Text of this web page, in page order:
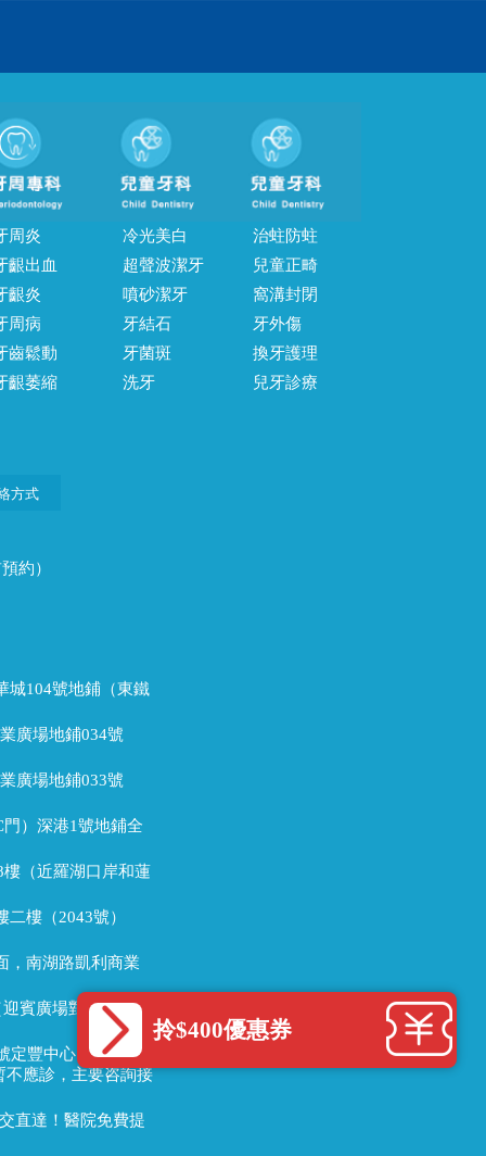
周炎
齦出血
齦炎
周病
齒鬆動
齦萎縮
冷光美白
超聲波潔牙
噴砂潔牙
牙結石
牙菌斑
洗牙
治蛀防蛀
兒童正畸
窩溝封閉
牙外傷
換牙護理
兒牙診療
方式
約）
城104號地鋪（東鐵
廣場地鋪034號
廣場地鋪033號
）深港1號地鋪全
（近羅湖口岸和蓮
樓（2043號）
，南湖路凱利商業
賓廣場對面），拱
定豐中心1306室
不應診，主要咨詢接
直達！醫院免費提
拎$400優惠券